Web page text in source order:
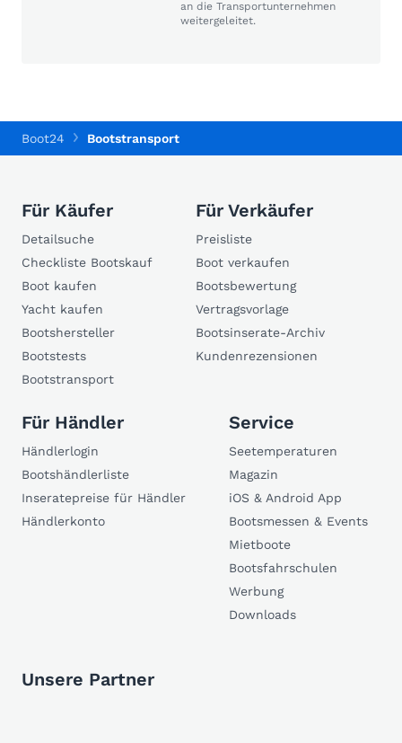
an die Transportunternehmen
weitergeleitet.
Boot24 Bootstransport
Für Käufer
Detailsuche
Checkliste Bootskauf
Boot kaufen
Yacht kaufen
Bootshersteller
Bootstests
Bootstransport
Für Verkäufer
Preisliste
Boot verkaufen
Bootsbewertung
Vertragsvorlage
Bootsinserate-Archiv
Kundenrezensionen
Für Händler
Händlerlogin
Bootshändlerliste
Inseratepreise für Händler
Händlerkonto
Service
Seetemperaturen
Magazin
iOS & Android App
Bootsmessen & Events
Mietboote
Bootsfahrschulen
Werbung
Downloads
Unsere Partner